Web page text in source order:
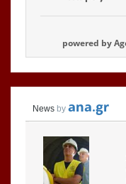
powered by